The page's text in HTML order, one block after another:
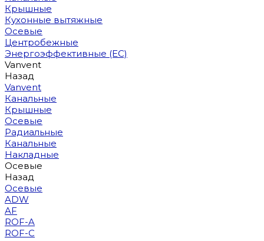
Крышные
Кухонные вытяжные
Осевые
Центробежные
Энергоэффективные (EC)
Vanvent
Назад
Vanvent
Канальные
Крышные
Осевые
Радиальные
Канальные
Накладные
Осевые
Назад
Осевые
ADW
AF
ROF-A
ROF-C